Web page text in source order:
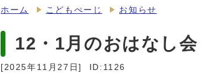
ホーム こどもぺーじ お知らせ
12・1月のおはなし会
[2025年11月27日] ID:1126